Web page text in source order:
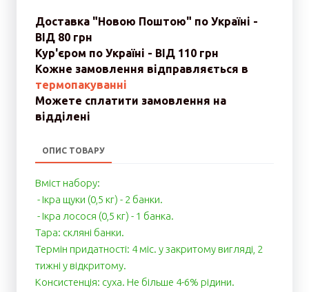
Доставка "Новою Поштою" по Україні -
ВІД 80 грн
Кур'єром по Україні - ВІД 110 грн
Кожне замовлення відправляється в
термопакуванні
Можете сплатити замовлення на
відділені
ОПИС ТОВАРУ
Вміст набору:
- Ікра щуки (0,5 кг) - 2 банки.
- Ікра лосося (0,5 кг) - 1 банка.
Тара: скляні банки.
Термін придатності: 4 міс. у закритому вигляді, 2
тижні у відкритому.
Консистенція: суха. Не більше 4-6% рідини.